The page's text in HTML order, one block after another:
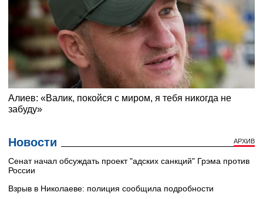
Новости АРХИВ
Сенат начал обсуждать проект "адских санкций" Грэма против
России
Взрыв в Николаеве: полиция сообщила подробности